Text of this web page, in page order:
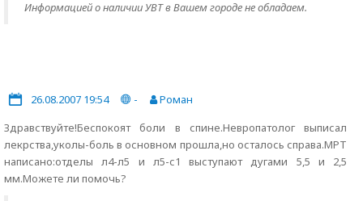
Информацией о наличии УВТ в Вашем городе не обладаем.
26.08.2007 19:54 -
Роман
Здравствуйте!Беспокоят боли в спине.Невропатолог выписал
лекрства,уколы-боль в основном прошла,но осталось справа.МРТ
написано:отделы л4-л5 и л5-с1 выступают дугами 5,5 и 2,5
мм.Можете ли помочь?